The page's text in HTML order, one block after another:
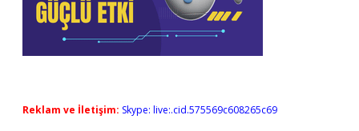
Reklam ve İletişim: Skype: live:.cid.575569c608265c69